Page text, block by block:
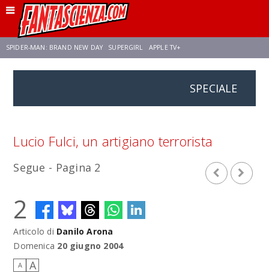
SPIDER-MAN: BRAND NEW DAY SUPERGIRL APPLE TV+
AVENGERS: DOOMSDAY
SPECIALE
Lucio Fulci, un artigiano terrorista
Segue - Pagina 2
2
Articolo di Danilo Arona
Domenica 20 giugno 2004
A A